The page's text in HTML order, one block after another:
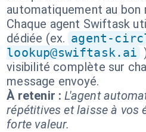
automatiquement au bon
Chaque agent Swiftask
dédiée (ex. agent-
lookup@swiftask.ai
visibilité complète sur
message envoyé.
À retenir : L'agent
répétitives et laisse à vos
forte valeur.